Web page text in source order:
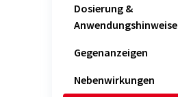
Dosierung &
Anwendungshinweise
Gegenanzeigen
Nebenwirkungen